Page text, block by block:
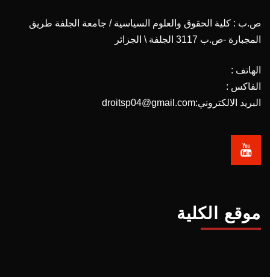
ص.ب : كلية الحقوق والعلوم السياسية / جامعة الجلفة طريق
المجبارة -ص.ب 3117 الجلفة \ الجزائر
الهاتف :
الفاكس :
البريد الالكتروني:droitsp04@gmail.com
موقع الكلية